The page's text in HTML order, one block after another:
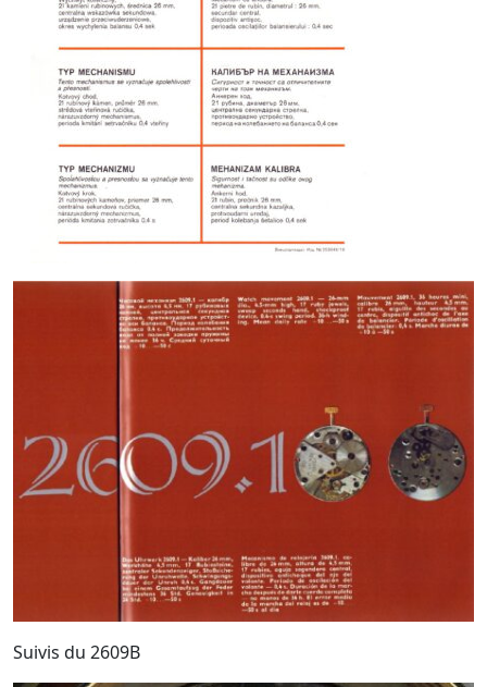
Suivis du 2609B